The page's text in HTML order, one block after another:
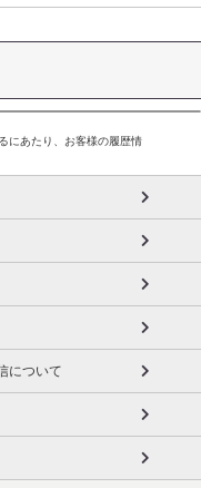
通気性が高いのが特徴。
シートにも採用されてい
もヘタりにくいので、ヘ
ったマットレスが蘇りま
なるので、捨てるのも
、買い替える必要がな
分散効果も高く、寝返り
は固定もできます。
にあたり、お客様の履歴情
について